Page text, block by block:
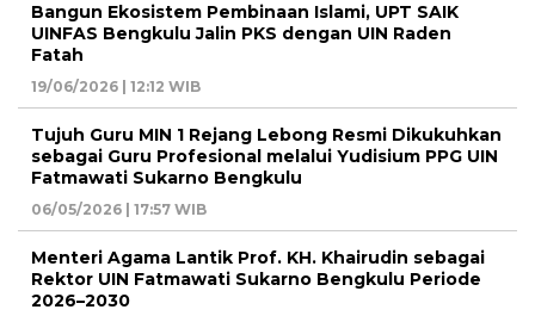
Bangun Ekosistem Pembinaan Islami, UPT SAIK
UINFAS Bengkulu Jalin PKS dengan UIN Raden
Fatah
19/06/2026 | 12:12 WIB
Tujuh Guru MIN 1 Rejang Lebong Resmi Dikukuhkan
sebagai Guru Profesional melalui Yudisium PPG UIN
Fatmawati Sukarno Bengkulu
06/05/2026 | 17:57 WIB
Menteri Agama Lantik Prof. KH. Khairudin sebagai
Rektor UIN Fatmawati Sukarno Bengkulu Periode
2026–2030